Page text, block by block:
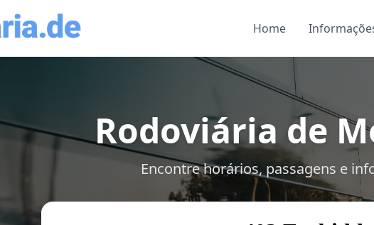
Home
Rodoviária de
Encontre horários, passagens e